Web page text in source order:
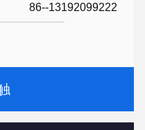
86--13192099222